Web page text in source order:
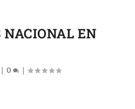
NACIONAL EN
|0 |